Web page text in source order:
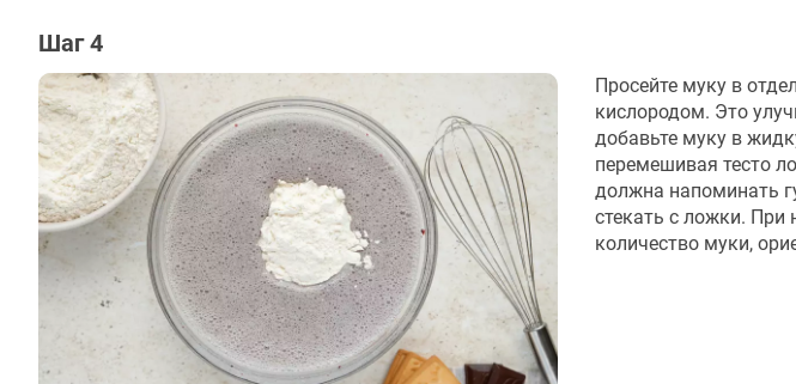
Шаг 4
Просейте муку в
кислородом. Это
добавьте муку в
перемешивая тесто
должна напоминать
стекать с ложки. При
количество муки,